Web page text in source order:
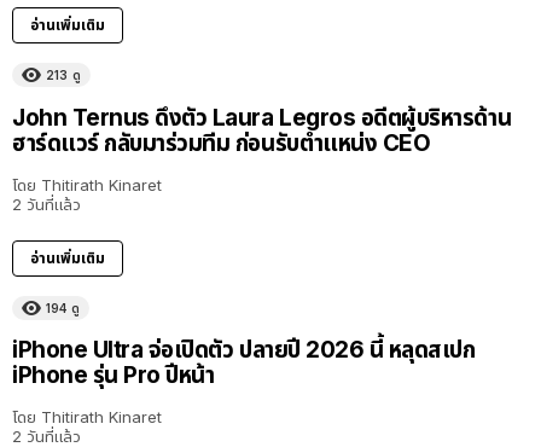
อ่านเพิ่มเติม
213 ดู
John Ternus ดึงตัว Laura Legros อดีตผู้บริหารด้าน
ฮาร์ดแวร์ กลับมาร่วมทีม ก่อนรับตำแหน่ง CEO
โดย Thitirath Kinaret
2 วันที่แล้ว
อ่านเพิ่มเติม
194 ดู
iPhone Ultra จ่อเปิดตัว ปลายปี 2026 นี้ หลุดสเปก
iPhone รุ่น Pro ปีหน้า
โดย Thitirath Kinaret
2 วันที่แล้ว